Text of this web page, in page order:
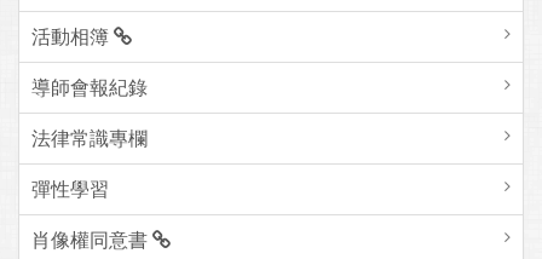
活動相簿
導師會報紀錄
法律常識專欄
彈性學習
肖像權同意書